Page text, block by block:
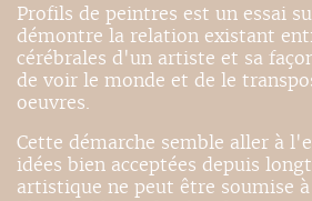
Profils de peintres est un essai
démontre la relation existant
cérébrales d'un artiste et sa
de voir le monde et de le
oeuvres.
Cette démarche semble aller à
idées bien acceptées depuis
artistique ne peut être soumise